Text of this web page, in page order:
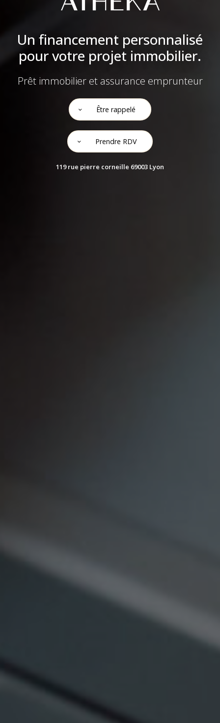
Un financement personnalisé
pour votre projet immobilier.
Prêt immobilier et assurance emprunteur
Être rappelé
Prendre RDV
119 rue pierre corneille 69003 Lyon